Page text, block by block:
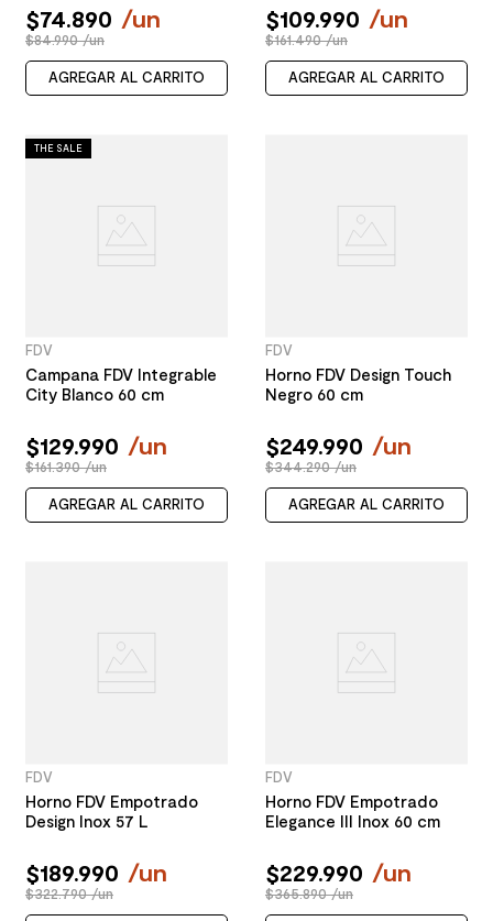
$74.890 /un
$84.990 /un
AGREGAR AL CARRITO
$109.990 /un
$161.490 /un
AGREGAR AL CARRITO
THE SALE
FDV
Campana FDV Integrable
City Blanco 60 cm
$129.990 /un
$161.390 /un
AGREGAR AL CARRITO
FDV
Horno FDV Design Touch
Negro 60 cm
$249.990 /un
$344.290 /un
AGREGAR AL CARRITO
FDV
Horno FDV Empotrado
Design Inox 57 L
$189.990 /un
$322.790 /un
FDV
Horno FDV Empotrado
Elegance III Inox 60 cm
$229.990 /un
$365.890 /un